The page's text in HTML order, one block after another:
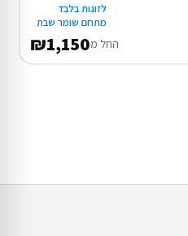
לזוגות בלבד
מתחם שומר שבת
החל מ₪1,150